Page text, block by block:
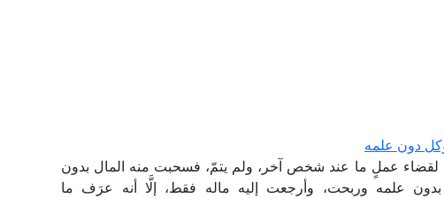
دون علمه
لقضاء عملٍ ما عند شخص آخر، ولم يتمّ، فسحبت منه المال بدون
بدون علمه وربحت، وأرجعت إليه ماله فقط، إلَّا أنه عرَف ما